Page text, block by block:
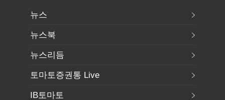
뉴스
뉴스북
뉴스리듬
토마토증권통 Live
IB토마토